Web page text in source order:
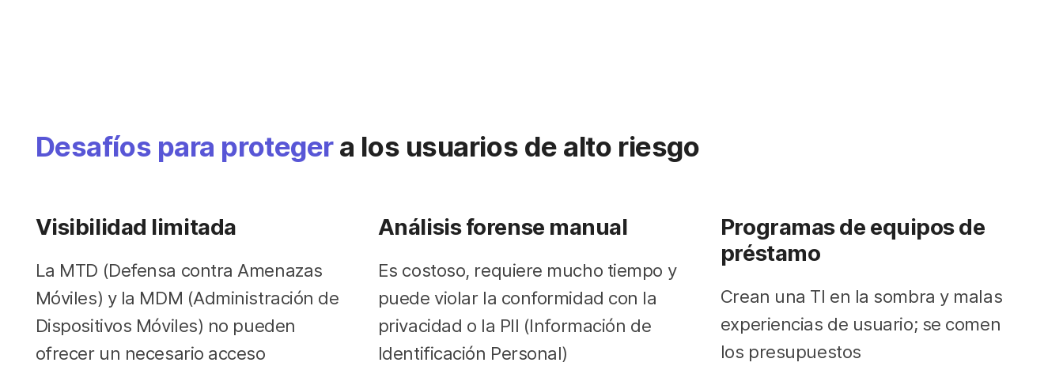
Desafíos para protegera los usuarios de alto riesgo
Visibilidad limitada
La MTD (Defensa contra Amenazas
Móviles) y la MDM (Administración de
Dispositivos Móviles) no pueden
ofrecer un necesario acceso
Análisis forense manual
Es costoso, requiere mucho tiempo y
puede violar la conformidad con la
privacidad o la PII (Información de
Identificación Personal)
Programas de equipos de
préstamo
Crean una TI en la sombra y malas
experiencias de usuario; se comen
los presupuestos